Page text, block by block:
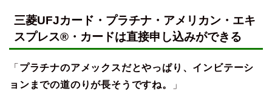
三菱UFJカード・プラチナ・アメリカン・エキ
スプレス®・カードは直接申し込みができる
「 プラチナのアメックスだとやっぱり、インビテーシ
ョンまでの道のりが長そうですね。
」